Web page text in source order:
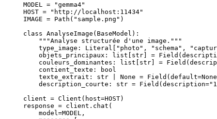
MODEL = "gemma4"
HOST = " http://localhost:11434"
IMAGE = Path ( " sample.png " )
class AnalyseImage ( BaseModel ):
"""Analyse structurée d'une image. """
type_image: Literal[
" photo " , " schema " , "
objets_principaux: list[ str = Field (
couleurs_dominantes: list[ str = Field (
contient_texte:
bool
texte_extrait: str None = Field ( default=None
description_courte: str = Field ( description="
client = Client ( host=HOST)
response = client. chat (
model=MODEL ,